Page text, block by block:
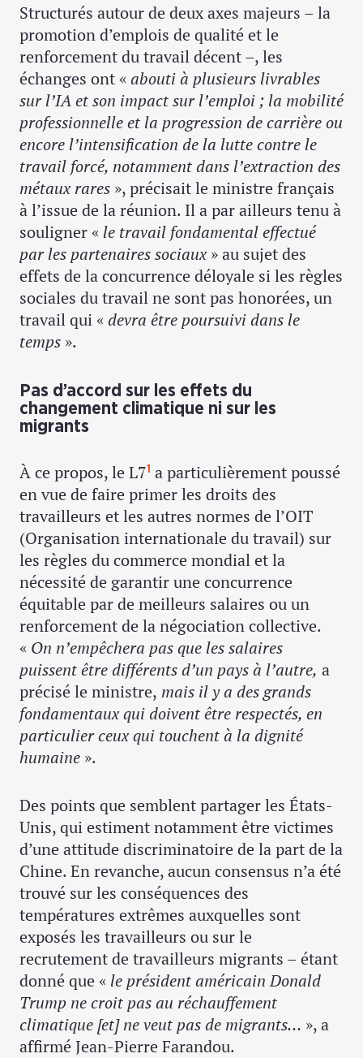
Structurés autour de deux axes majeurs – la
promotion d’emplois de qualité et le
renforcement du travail décent –, les
échanges ont « abouti à plusieurs livrables
sur l’IA et son impact sur l’emploi ; la mobilité
professionnelle et la progression de carrière ou
encore l’intensification de la lutte contre le
travail forcé, notamment dans l’extraction des
métaux rares », précisait le ministre français
à l’issue de la réunion. Il a par ailleurs tenu à
souligner « le travail fondamental effectué
par les partenaires sociaux» au sujet des
effets de la concurrence déloyale si les règles
sociales du travail ne sont pas honorées, un
travail qui « devra être poursuivi dans le
temps ».
Pas d’accord sur les effets du
changement climatique ni sur les
migrants
À ce propos, le L71 a particulièrement poussé
en vue de faire primer les droits des
travailleurs et les autres normes de l’OIT
(Organisation internationale du travail) sur
les règles du commerce mondial et la
nécessité de garantir une concurrence
équitable par de meilleurs salaires ou un
renforcement de la négociation collective.
« On n’empêchera pas que les salaires
puissent être différents d’un pays à l’autre, a
précisé le ministre, mais il y a des grands
fondamentaux qui doivent être respectés, en
particulier ceux qui touchent à la dignité
humaine ».
Des points que semblent partager les États-
Unis, qui estiment notamment être victimes
d’une attitude discriminatoire de la part de la
Chine. En revanche, aucun consensus n’a été
trouvé sur les conséquences des
températures extrêmes auxquelles sont
exposés les travailleurs ou sur le
recrutement de travailleurs migrants – étant
donné que « le président américain Donald
Trump ne croit pas au réchauffement
climatique [et] ne veut pas de migrants… », a
affirmé Jean-Pierre Farandou.